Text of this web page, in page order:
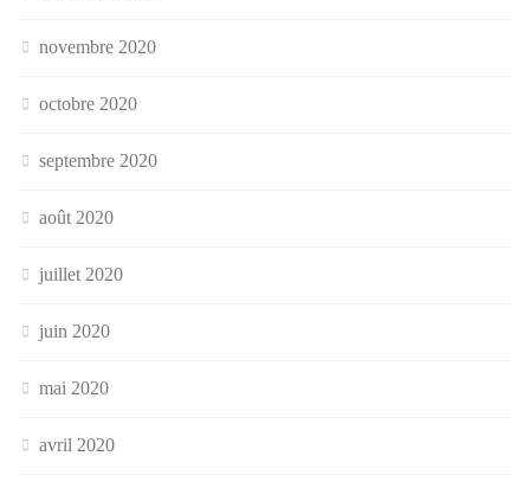
novembre 2020
octobre 2020
septembre 2020
août 2020
juillet 2020
juin 2020
mai 2020
avril 2020